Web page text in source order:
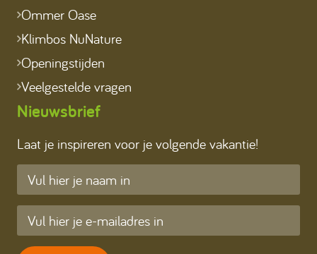
Ommer Oase
Klimbos NuNature
Openingstijden
Veelgestelde vragen
Nieuwsbrief
Laat je inspireren voor je volgende vakantie!